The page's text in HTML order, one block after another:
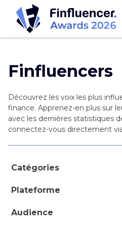
Finfluencers
Découvrez les voix les plus
finance. Apprenez-en plus sur
avec les dernières statistiques
connectez-vous directement
Catégories
Tout voir
Plateforme
Tous les réseaux
Audience